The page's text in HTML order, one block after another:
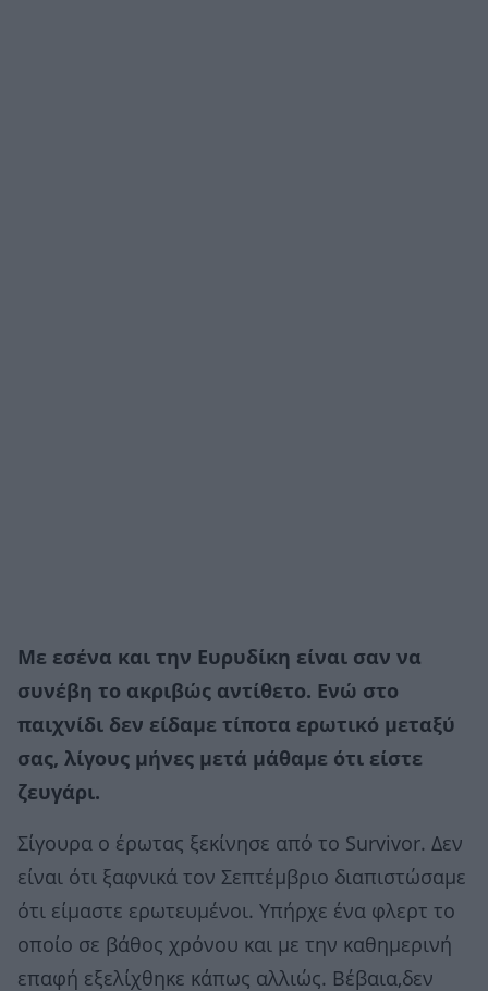
Με εσένα και την Ευρυδίκη είναι σαν να
συνέβη το ακριβώς αντίθετο. Ενώ στο
παιχνίδι δεν είδαμε τίποτα ερωτικό μεταξύ
σας, λίγους μήνες μετά μάθαμε ότι είστε
ζευγάρι.
Σίγουρα ο έρωτας ξεκίνησε από το Survivor. Δεν
είναι ότι ξαφνικά τον Σεπτέμβριο διαπιστώσαμε
ότι είμαστε ερωτευμένοι. Υπήρχε ένα φλερτ το
οποίο σε βάθος χρόνου και με την καθημερινή
επαφή εξελίχθηκε κάπως αλλιώς. Βέβαια,δεν